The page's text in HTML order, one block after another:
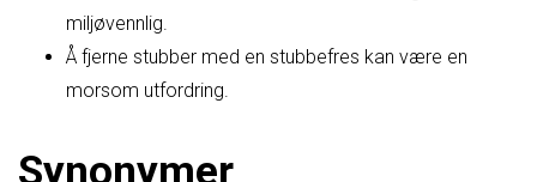
miljøvennlig.
Å fjerne stubber med en stubbefres kan være en
morsom utfordring.
Synonymer